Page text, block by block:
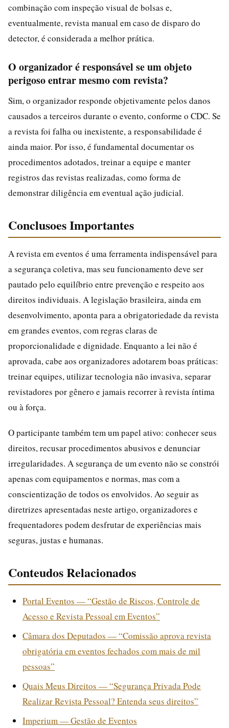
combinação com inspeção visual de bolsas e,
eventualmente, revista manual em caso de disparo do
detector, é considerada a melhor prática.
O organizador é responsável se um objeto
perigoso entrar mesmo com revista?
Sim, o organizador responde objetivamente pelos danos
causados a terceiros durante o evento, conforme o CDC. Se
a revista foi falha ou inexistente, a responsabilidade é
ainda maior. Por isso, é fundamental documentar os
procedimentos adotados, treinar a equipe e manter
registros das revistas realizadas, como forma de
demonstrar diligência em eventual ação judicial.
Conclusoes Importantes
A revista em eventos é uma ferramenta indispensável para
a segurança coletiva, mas seu funcionamento deve ser
pautado pelo equilíbrio entre prevenção e respeito aos
direitos individuais. A legislação brasileira, ainda em
desenvolvimento, aponta para a obrigatoriedade da revista
em grandes eventos, com regras claras de
proporcionalidade e dignidade. Enquanto a lei não é
aprovada, cabe aos organizadores adotarem boas práticas:
treinar equipes, utilizar tecnologia não invasiva, separar
revistadores por gênero e jamais recorrer à revista íntima
ou à força.
O participante também tem um papel ativo: conhecer seus
direitos, recusar procedimentos abusivos e denunciar
irregularidades. A segurança de um evento não se constrói
apenas com equipamentos e normas, mas com a
conscientização de todos os envolvidos. Ao seguir as
diretrizes apresentadas neste artigo, organizadores e
frequentadores podem desfrutar de experiências mais
seguras, justas e humanas.
Conteudos Relacionados
Portal Eventos — “Gestão de Riscos, Controle de
Acesso e Revista Pessoal em Eventos”
Câmara dos Deputados — “Comissão aprova revista
obrigatória em eventos fechados com mais de mil
pessoas”
Quais Meus Direitos — “Segurança Privada Pode
Realizar Revista Pessoal? Entenda seus direitos”
Imperium — Gestão de Eventos